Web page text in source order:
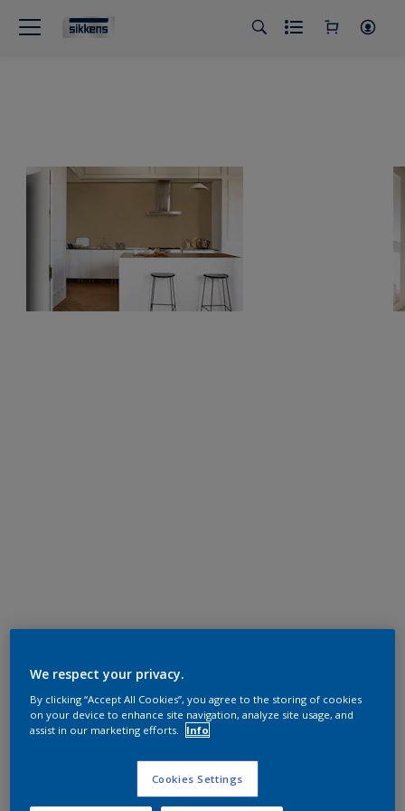
We respect your privacy.
By clicking “Accept All Cookies”, you agree to the storing of cookies
on your device to enhance site navigation, analyze site usage, and
assist in our marketing efforts.
Info
Cookies Settings